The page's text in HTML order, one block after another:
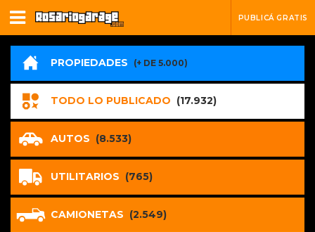
PUBLICÁ GRATIS
PROPIEDADES (+ DE 5.000)
TODO LO PUBLICADO (17.932)
AUTOS (8.533)
UTILITARIOS (765)
CAMIONETAS (2.549)